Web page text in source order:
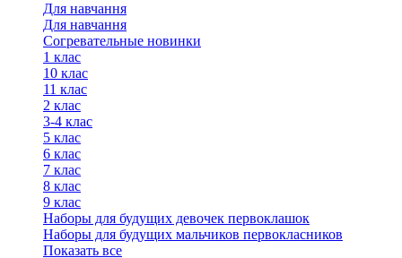
Для навчання
Для навчання
Согревательные новинки
1 клас
10 клас
11 клас
2 клас
3-4 клас
5 клас
6 клас
7 клас
8 клас
9 клас
Наборы для будущих девочек первоклашок
Наборы для будущих мальчиков первокласников
Показать все